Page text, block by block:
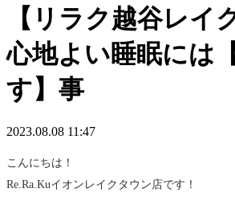
【リラク越谷レイ
心地よい睡眠には
す】事
2023.08.08 11:47
こんにちは！
Re.Ra.Kuイオンレイクタウン店です！